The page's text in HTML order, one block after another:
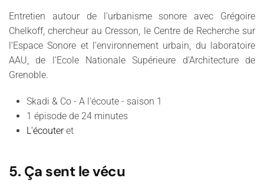
Entretien autour de l’urbanisme sonore avec Grégoire
Chelkoff, chercheur au Cresson, le Centre de Recherche sur
l’Espace Sonore et l’environnement urbain, du laboratoire
AAU, de l'Ecole Nationale Supérieure d'Architecture de
Grenoble.
Skadi & Co - A l'écoute - saison 1
1 épisode de 24 minutes
L'écouteret
5. Ça sent le vécu